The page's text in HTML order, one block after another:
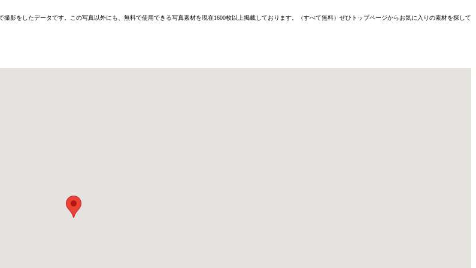
影をしたデータです。この写真以外にも、無料で使用できる写真素材を現在1600枚以上掲載しております。（すべて無料）ぜひトップページからお気に入りの素材を探して